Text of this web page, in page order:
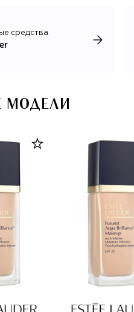
активность
Эти знания о циклах
средства
МОДЕЛИ